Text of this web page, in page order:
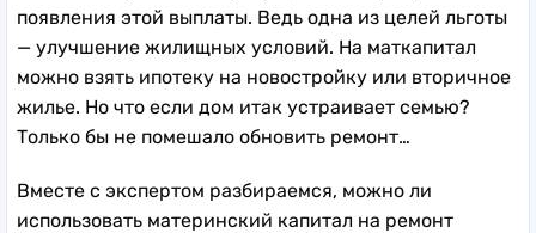
появления этой выплаты. Ведь одна из целей льготы
— улучшение жилищных условий. На маткапитал
можно взять ипотеку на новостройку или вторичное
жилье. Но что если дом итак устраивает семью?
Только бы не помешало обновить ремонт…
Вместе с экспертом разбираемся, можно ли
использовать материнский капитал на ремонт